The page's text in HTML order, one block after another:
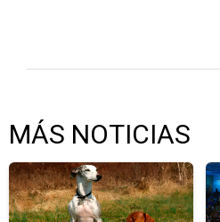
MÁS NOTICIAS